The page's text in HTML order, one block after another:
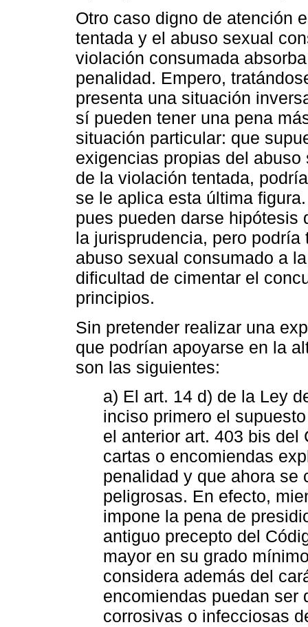
Otro caso digno de atención
tentada y el abuso sexual
violación consumada
penalidad. Empero,
presenta una situación
sí pueden tener una pena
situación particular: que
exigencias propias del
de la violación tentada,
se le aplica esta última
pues pueden darse hipótesis
la jurisprudencia, pero
abuso sexual consumado a
dificultad de cimentar el
principios.
Sin pretender realizar una
que podrían apoyarse en la
son las siguientes:
a) El art. 14 d) de la Ley
inciso primero el
el anterior art. 403 bis
cartas o encomiendas
penalidad y que ahora se
peligrosas. En efecto,
impone la pena de
antiguo precepto del
mayor en su grado
considera además del
encomiendas puedan
corrosivas o infecciosas